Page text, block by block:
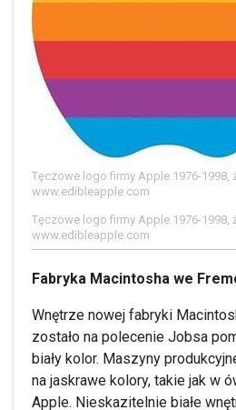
Tęczowe logo firmy Apple 1976-1998,
www.edibleapple.com
Tęczowe logo firmy Apple 1976-1998,
www.edibleapple.com
Fabryka Macintosha we
Wnętrze nowej fabryki
zostało na polecenie Jobsa
biały kolor. Maszyny
na jaskrawe kolory, takie jak w
Apple. Nieskazitelnie białe